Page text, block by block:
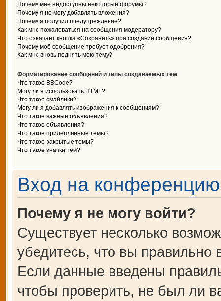
Почему мне недоступны некоторые форумы?
Почему я не могу добавлять вложения?
Почему я получил предупреждение?
Как мне пожаловаться на сообщения модератору?
Что означает кнопка «Сохранить» при создании сообщения?
Почему моё сообщение требует одобрения?
Как мне вновь поднять мою тему?
Форматирование сообщений и типы создаваемых тем
Что такое BBCode?
Могу ли я использовать HTML?
Что такое смайлики?
Могу ли я добавлять изображения к сообщениям?
Что такое важные объявления?
Что такое объявления?
Что такое прилепленные темы?
Что такое закрытые темы?
Что такое значки тем?
Вход на конференцию
Почему я не могу войти?
Существует несколько
убедитесь, что вы правильно
Если данные введены
чтобы проверить, не был ли